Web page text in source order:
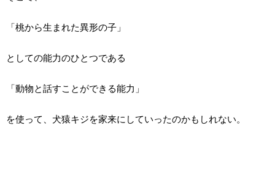
「桃から生まれた異形の子」
としての能力のひとつである
「動物と話すことができる能力」
を使って、犬猿キジを家来にしていったのかもしれない。